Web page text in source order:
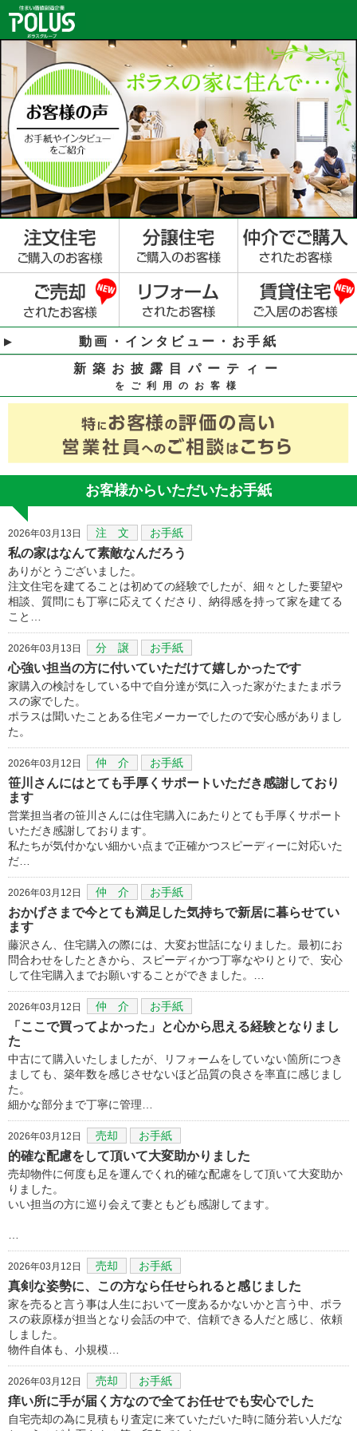
動画・インタビュー・お手紙
新築お披露目パーティー
をご利用のお客様
お客様からいただいたお手紙
2026年03月13日 注 文 お手紙
私の家はなんて素敵なんだろう
ありがとうございました。
注文住宅を建てることは初めての経験でしたが、細々とした要望や
相談、質問にも丁寧に応えてくださり、納得感を持って家を建てる
こと…
2026年03月13日 分 譲 お手紙
心強い担当の方に付いていただけて嬉しかったです
家購入の検討をしている中で自分達が気に入った家がたまたまポラ
スの家でした。
ポラスは聞いたことある住宅メーカーでしたので安心感がありまし
た。
2026年03月12日 仲 介 お手紙
笹川さんにはとても手厚くサポートいただき感謝しており
ます
営業担当者の笹川さんには住宅購入にあたりとても手厚くサポート
いただき感謝しております。
私たちが気付かない細かい点まで正確かつスピーディーに対応いた
だ…
2026年03月12日 仲 介 お手紙
おかげさまで今とても満足した気持ちで新居に暮らせてい
ます
藤沢さん、住宅購入の際には、大変お世話になりました。最初にお
問合わせをしたときから、スピーディかつ丁寧なやりとりで、安心
して住宅購入までお願いすることができました。…
2026年03月12日 仲 介 お手紙
「ここで買ってよかった」と心から思える経験となりまし
た
中古にて購入いたしましたが、リフォームをしていない箇所につき
ましても、築年数を感じさせないほど品質の良さを率直に感じまし
た。
細かな部分まで丁寧に管理…
2026年03月12日 売却 お手紙
的確な配慮をして頂いて大変助かりました
売却物件に何度も足を運んでくれ的確な配慮をして頂いて大変助か
りました。
いい担当の方に巡り会えて妻ともども感謝してます。
2026年03月12日 売却 お手紙
真剣な姿勢に、この方なら任せられると感じました
家を売ると言う事は人生において一度あるかないかと言う中、ポラ
スの萩原様が担当となり会話の中で、信頼できる人だと感じ、依頼
しました。
物件自体も、小規模…
2026年03月12日 売却 お手紙
痒い所に手が届く方なので全てお任せでも安心でした
自宅売却の為に見積もり査定に来ていただいた時に随分若い人だな